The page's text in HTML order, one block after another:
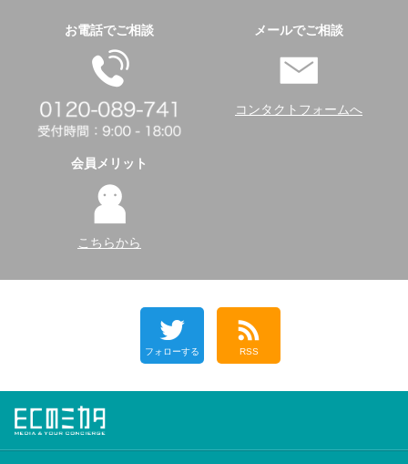
お電話でご相談 メールでご相談
コンタクトフォームへ
会員メリット
こちらから
フォローする RSS